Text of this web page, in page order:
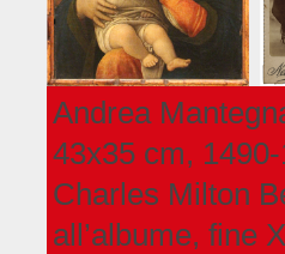
Andrea
43x35 cm,
Charles Milton
all’albume, fine